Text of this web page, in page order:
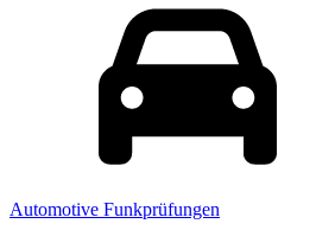
Automotive Funkprüfungen